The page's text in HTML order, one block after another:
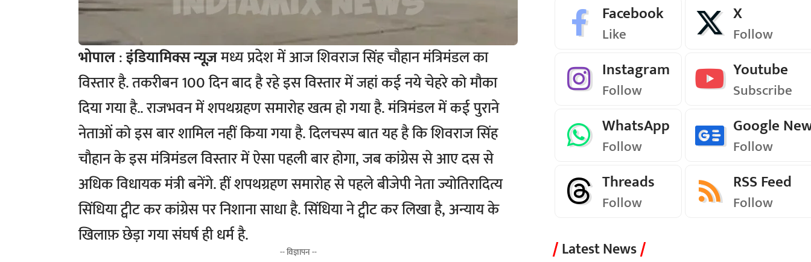
भोपाल:इंडियामिक्स न्यूज़मध्य प्रदेश में आज शिवराज सिंह चौहान मंत्रिमंडल का
विस्तार है. तकरीबन 100 दिन बाद है रहे इस विस्तार में जहां कई नये चेहरे को मौका
दिया गया है.. राजभवन में शपथग्रहण समारोह खत्म हो गया है. मंत्रिमंडल में कई पुराने
नेताओं को इस बार शामिल नहीं किया गया है. दिलचस्प बात यह है कि शिवराज सिंह
चौहान के इस मंत्रिमंडल विस्तार में ऐसा पहली बार होगा, जब कांग्रेस से आए दस से
अधिक विधायक मंत्री बनेंगे. हीं शपथग्रहण समारोह से पहले बीजेपी नेता ज्योतिरादित्य
सिंधिया ट्वीट कर कांग्रेस पर निशाना साधा है. सिंधिया ने ट्वीट कर लिखा है, अन्याय के
खिलाफ़ छेड़ा गया संघर्ष ही धर्म है.
-- विज्ञापन --
Facebook
Like
X
Follow
Instagram
Follow
Youtube
Subscribe
WhatsApp
Follow
Google
Follow
Threads
Follow
RSS Feed
Follow
Latest News